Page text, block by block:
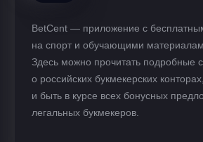
BetCent — приложение с
на спорт и обучающими
Здесь можно прочитать подробные
о российских букмекерских
и быть в курсе всех бонусных
легальных букмекеров.